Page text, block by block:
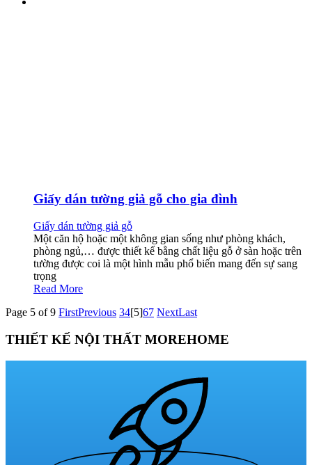
Giấy dán tường giả gỗ cho gia đình
Giấy dán tường giả gỗ
Một căn hộ hoặc một không gian sống như phòng khách,
phòng ngủ,… được thiết kế bằng chất liệu gỗ ở sàn hoặc trên
tường được coi là một hình mẫu phổ biến mang đến sự sang
trọng
Read More
Page 5 of 9 FirstPrevious 34[5]67 NextLast
THIẾT KẾ NỘI THẤT MOREHOME